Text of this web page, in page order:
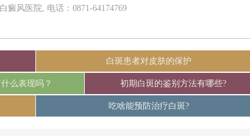
癜风医院, 电话：0871-64174769
白斑患者对皮肤的保护
么表现吗？ 初期白斑的鉴别方法有哪些?
吃啥能预防治疗白斑?